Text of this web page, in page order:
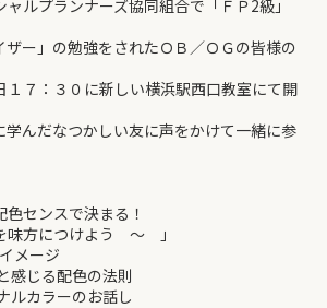
ルプランナーズ協同組合で「ＦＰ2級」
ザー」の勉強をされたＯＢ／ＯＧの皆様の
１７：３０に新しい横浜駅西口教室にて開
学んだなつかしい友に声をかけて一緒に参
色センスで決まる！
につけよう ～ 」
ージ
る配色の法則
ラーのお話し